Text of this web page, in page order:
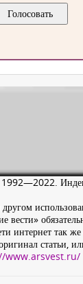
1992—2022.
вести»
интернет так же
статьи,
www.arsvest.ru/